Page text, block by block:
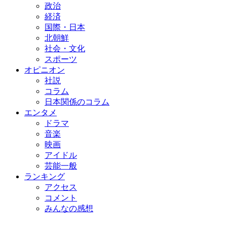
政治
経済
国際・日本
北朝鮮
社会・文化
スポーツ
オピニオン
社説
コラム
日本関係のコラム
エンタメ
ドラマ
音楽
映画
アイドル
芸能一般
ランキング
アクセス
コメント
みんなの感想